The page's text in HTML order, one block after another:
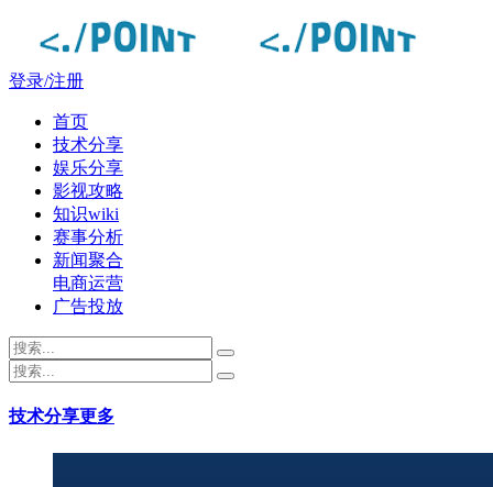
登录/注册
首页
技术分享
娱乐分享
影视攻略
知识wiki
赛事分析
新闻聚合
电商运营
广告投放
技术分享更多